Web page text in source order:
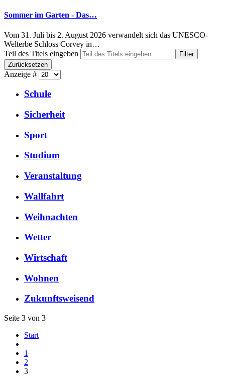
Sommer im Garten - Das…
Vom 31. Juli bis 2. August 2026 verwandelt sich das UNESCO-
Welterbe Schloss Corvey in…
Teil des Titels eingeben
Filter
Zurücksetzen
Anzeige #
Schule
Sicherheit
Sport
Studium
Veranstaltung
Wallfahrt
Weihnachten
Wetter
Wirtschaft
Wohnen
Zukunftsweisend
Seite 3 von 3
Start
1
2
3